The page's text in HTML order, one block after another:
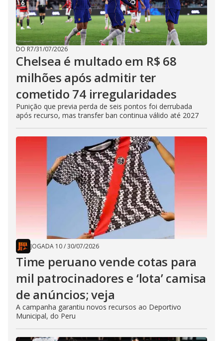
DO R7/31/07/2026
Chelsea é multado em R$ 68
milhões após admitir ter
cometido 74 irregularidades
Punição que previa perda de seis pontos foi derrubada
após recurso, mas transfer ban continua válido até 2027
JOGADA 10/30/07/2026
Time peruano vende cotas para
mil patrocinadores e ‘lota’ camisa
de anúncios; veja
A campanha garantiu novos recursos ao Deportivo
Municipal, do Peru